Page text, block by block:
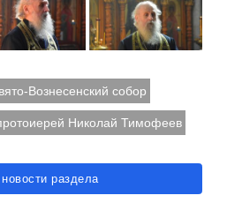
Вознесенский собор
Николай Тимофеев
раздела